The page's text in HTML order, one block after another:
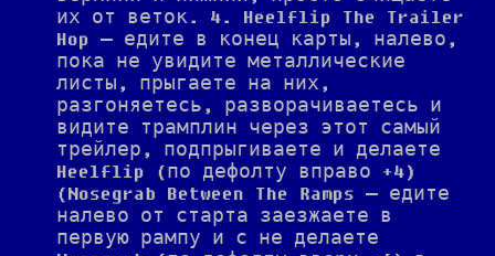
их от веток. 4. Heelflip The Trailer
Hop — едите в конец карты, налево,
пока не увидите металлические
листы, прыгаете на них,
разгоняетесь, разворачиваетесь и
видите трамплин через этот самый
трейлер, подпрыгиваете и делаете
Heelflip (по дефолту вправо +4)
(Nosegrab Between The Ramps — едите
налево от старта заезжаете в
первую рампу и с не делаете